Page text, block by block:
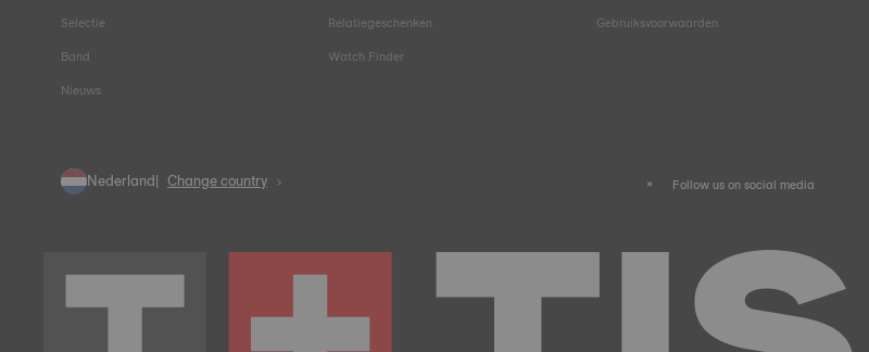
Selectie
Band
Nieuws
Relatiegeschenken
Watch Finder
Gebruiksvoorwaarden
Nederland Change country Follow us on social media